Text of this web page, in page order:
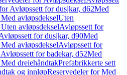
Avløpssett for dusjkar, d62Med
avløpsdekselUten
avløpsdekselAvløpssett for
for dusjkar, d90Med
avløpsdekselAvløpssett for
for badekar, d52Med
dreiehåndtakPrefabrikkerte sett
og innløpReservedeler for Med